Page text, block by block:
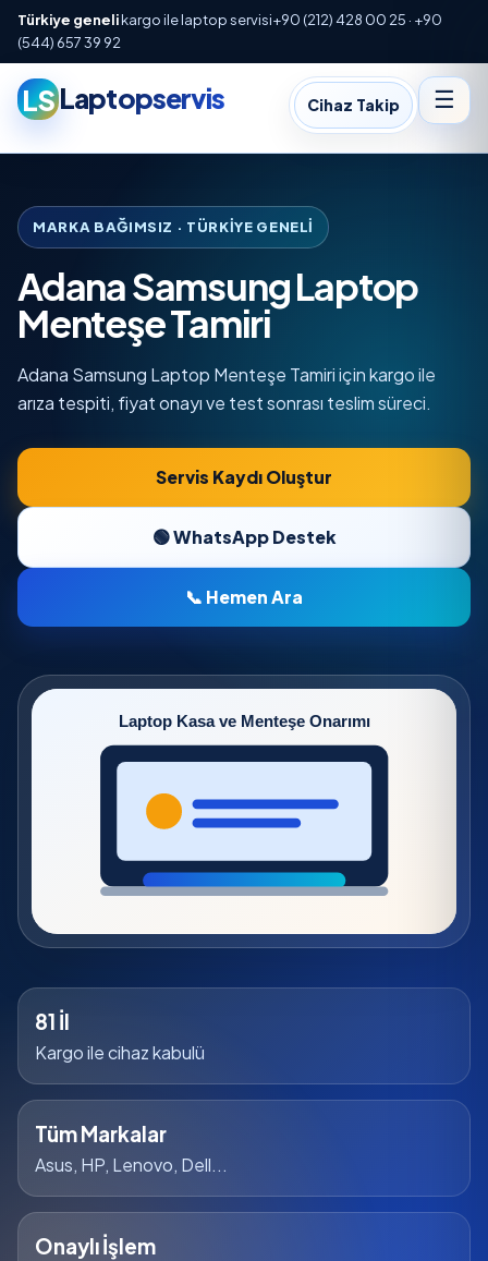
Türkiye genelikargo ile laptop servisi+90 (212) 428 00 25 · +90
(544) 657 39 92
LSLaptopservis Cihaz Takip ☰
MARKA BAĞIMSIZ · TÜRKIYE GENELI
Adana Samsung Laptop
Menteşe Tamiri
Adana Samsung Laptop Menteşe Tamiri için kargo ile
arıza tespiti, fiyat onayı ve test sonrası teslim süreci.
Servis Kaydı Oluştur
🟢 WhatsApp Destek
📞 Hemen Ara
81 İl
Kargo ile cihaz kabulü
Tüm Markalar
Asus, HP, Lenovo, Dell...
Onaylı İşlem